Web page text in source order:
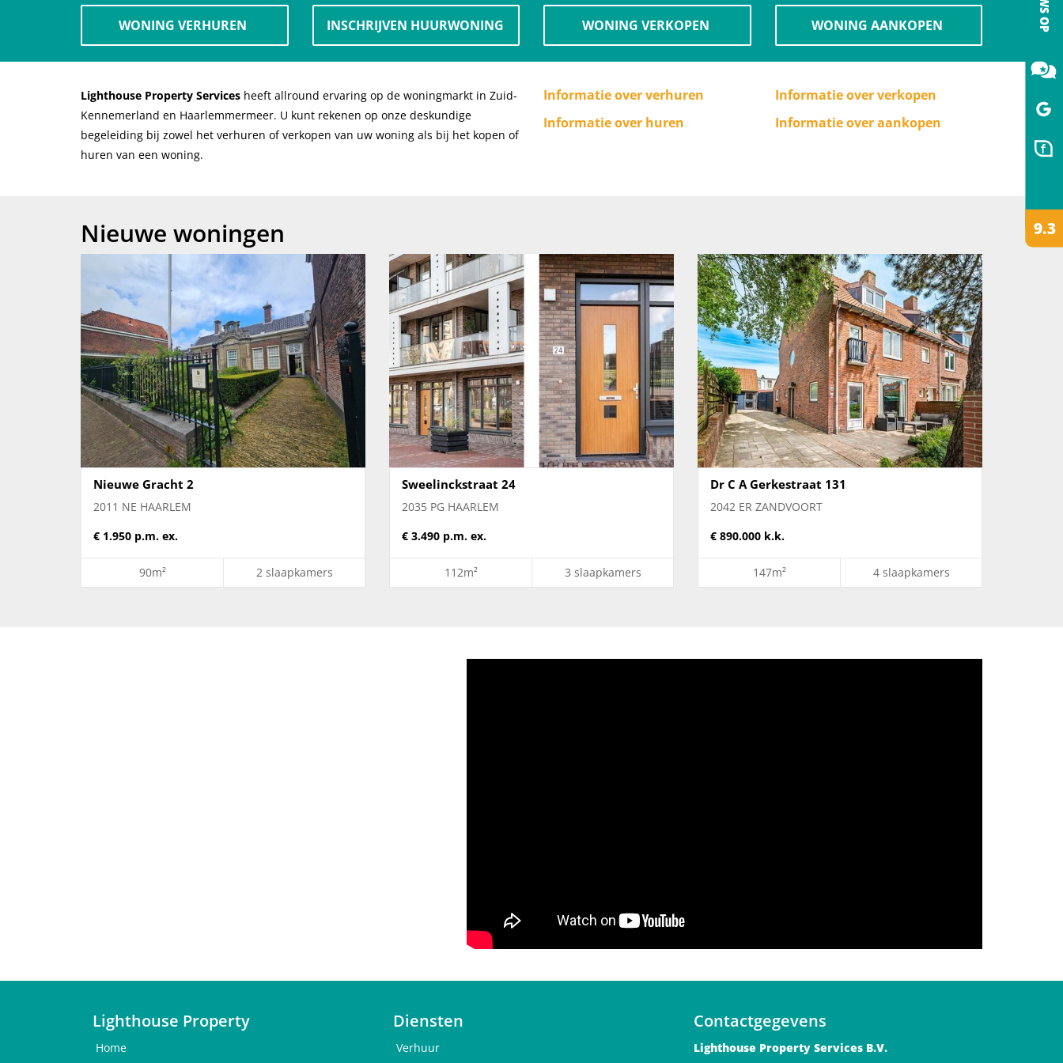
WONING VERHUREN INSCHRIJVEN HUURWONING WONING VERKOPEN WONING AANKOPEN
Lighthouse Property Services heeft allround ervaring op de woningmarkt in Zuid-
Kennemerland en Haarlemmermeer. U kunt rekenen op onze deskundige
begeleiding bij zowel het verhuren of verkopen van uw woning als bij het kopen of
huren van een woning.
Informatie over verhuren
Informatie over huren
Informatie over verkopen
Informatie over aankopen
Nieuwe woningen
Nieuwe Gracht 2
2011 NE HAARLEM
€ 1.950 p.m. ex.
90m² 2 slaapkamers
Sweelinckstraat 24
2035 PG HAARLEM
€ 3.490 p.m. ex.
112m² 3 slaapkamers
Dr C A Gerkestraat 131
2042 ER ZANDVOORT
€ 890.000 k.k.
147m² 4 slaapkamers
Lighthouse Property
Home
Diensten
Verhuur
Contactgegevens
Lighthouse Property Services B.V.